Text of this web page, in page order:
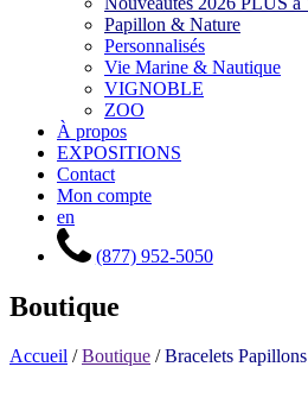
Papillon & Nature
Personnalisés
Vie Marine & Nautique
VIGNOBLE
ZOO
À propos
EXPOSITIONS
Contact
Mon compte
en
(877) 952-5050
Boutique
Accueil /Boutique /Bracelets